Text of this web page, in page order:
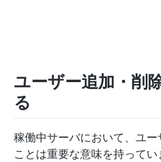
ユーザー追加・削
る
稼働中サーバにおいて、ユ
ことは重要な意味を持って